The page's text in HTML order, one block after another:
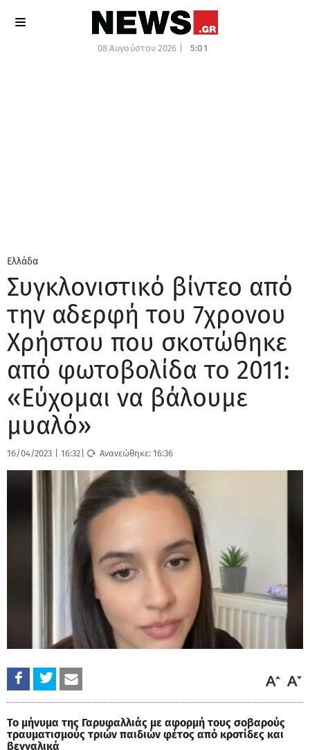
08 Αυγούστου 2026 | 5:01
Ελλάδα
Συγκλονιστικό βίντεο από
την αδερφή του 7χρονου
Χρήστου που σκοτώθηκε
από φωτοβολίδα το 2011:
«Εύχομαι να βάλουμε
μυαλό»
16/04/2023 16:32 Ανανεώθηκε:16:36
Το μήνυμα της Γαρυφαλλιάς με αφορμή τους σοβαρούς
τραυματισμούς τριών παιδιών φέτος από κροτίδες και
βεγγαλικά